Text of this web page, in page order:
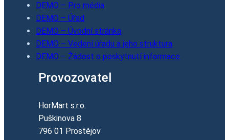
DEMO – Pro média
DEMO – Úřad
DEMO – Úvodní stránka
DEMO – Vedení úřadu a jeho struktura
DEMO – Žádost o poskytnutí informace
Provozovatel
HorMart s.r.o.
Puškinova 8
796 01 Prostějov